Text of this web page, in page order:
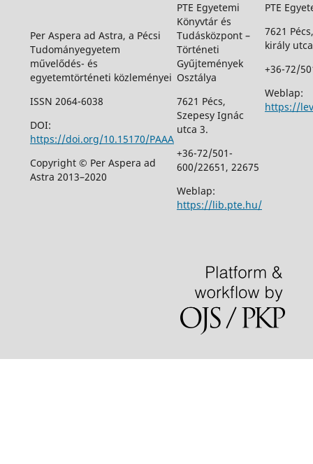
Per Aspera ad Astra, a Pécsi
Tudományegyetem
művelődés- és
egyetemtörténeti közleményei
ISSN 2064-6038
DOI:
https://doi.org/10.15170/PAAA
Copyright © Per Aspera ad
Astra 2013–2020
PTE Egyetemi
Könyvtár és
Tudásközpont –
Történeti
Gyűjtemények
Osztálya
7621 Pécs,
Szepesy Ignác
utca 3.
+36-72/501-
600/22651, 22675
Weblap:
https://lib.pte.hu/
PTE
7621
király
+36-72/
Weblap:
https://